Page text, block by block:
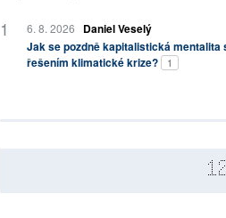
6. 8. 2026
Daniel Veselý
Jak se pozdně kapitalistická mentalita
řešením klimatické krize?
1